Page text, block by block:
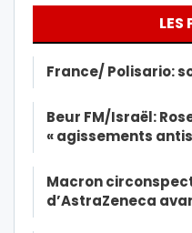
LES
France/ Polisario:
Beur FM/Israël:
« agissements
Macron
d’AstraZeneca